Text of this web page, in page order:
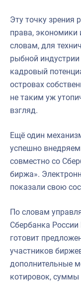
Эту точку зрения
права, экономики
словам, для
рыбной
кадровый
островах
не таким уж
взгляд.
Ещё один
успешно
совместно со
биржа».
показали свою
По словам
Сбербанка
готовит
участников
дополнительные
котировок, суммы